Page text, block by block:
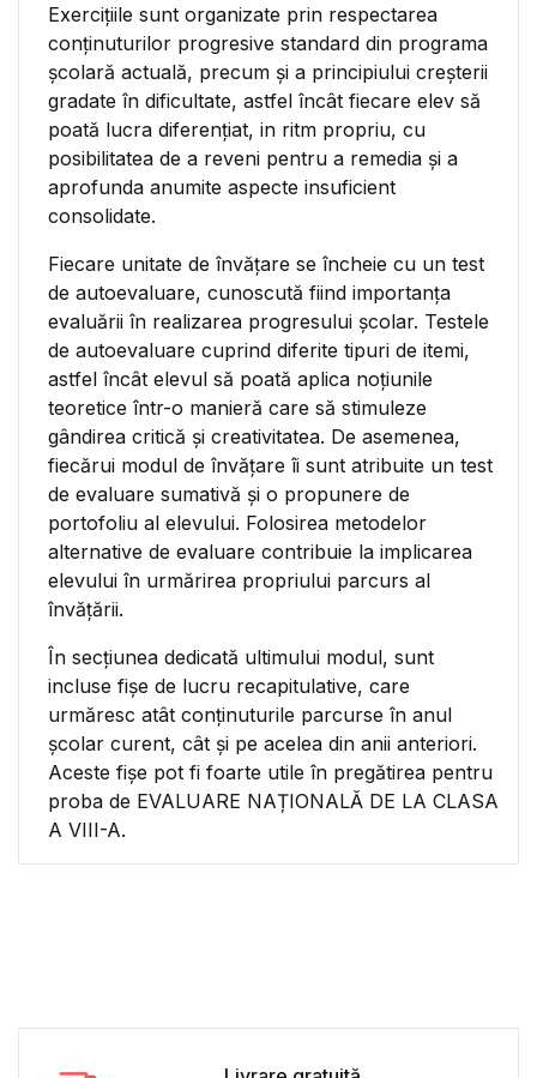
Exerciţiile sunt organizate prin respectarea
conținuturilor progresive standard din programa
școlară actuală, precum și a principiului creșterii
gradate în dificultate, astfel încât fiecare elev să
poată lucra diferențiat, in ritm propriu, cu
posibilitatea de a reveni pentru a remedia și a
aprofunda anumite aspecte insuficient
consolidate.
Fiecare unitate de învăţare se încheie cu un test
de autoevaluare, cunoscută fiind importanţa
evaluării în realizarea progresului şcolar. Testele
de autoevaluare cuprind diferite tipuri de itemi,
astfel încât elevul să poată aplica noțiunile
teoretice într-o manieră care să stimuleze
gândirea critică şi creativitatea. De asemenea,
fiecărui modul de învăţare îi sunt atribuite un test
de evaluare sumativă şi o propunere de
portofoliu al elevului. Folosirea metodelor
alternative de evaluare contribuie la implicarea
elevului în urmărirea propriului parcurs al
învățării.
În secţiunea dedicată ultimului modul, sunt
incluse fişe de lucru recapitulative, care
urmăresc atât conţinuturile parcurse în anul
şcolar curent, cât şi pe acelea din anii anteriori.
Aceste fișe pot fi foarte utile în pregătirea pentru
proba de EVALUARE NAȚIONALĂ DE LA CLASA
A VIII-A.